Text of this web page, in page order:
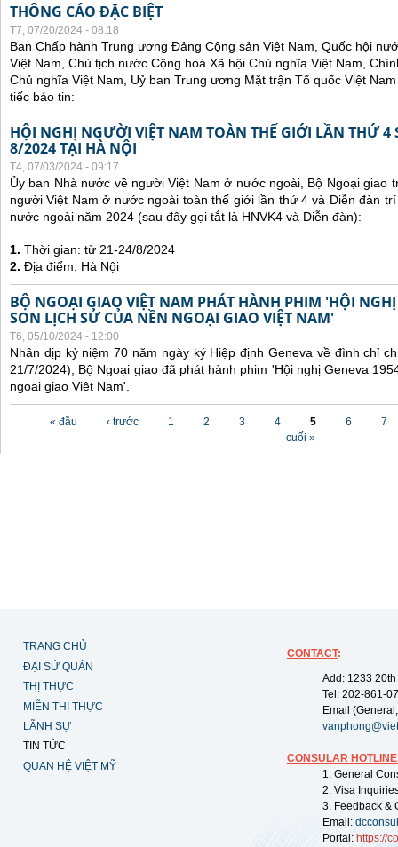
THÔNG CÁO ĐẶC BIỆT
T7, 07/20/2024 - 08:18
Ban Chấp hành Trung ương Đảng Cộng sản Việt Nam, Quốc hội
Việt Nam, Chủ tịch nước Cộng hoà Xã hội Chủ nghĩa Việt Nam,
Chủ nghĩa Việt Nam, Uỷ ban Trung ương Mặt trận Tổ quốc Việt
tiếc báo tin:
HỘI NGHỊ NGƯỜI VIỆT NAM TOÀN THẾ GIỚI LẦN THỨ 4
8/2024 TẠI HÀ NỘI
T4, 07/03/2024 - 09:17
Ủy ban Nhà nước về người Việt Nam ở nước ngoài, Bộ Ngoại giao
người Việt Nam ở nước ngoài toàn thế giới lần thứ 4 và Diễn đàn
nước ngoài năm 2024 (sau đây gọi tắt là HNVK4 và Diễn đàn):
1. Thời gian: từ 21-24/8/2024
2. Địa điểm: Hà Nội
BỘ NGOẠI GIAO VIỆT NAM PHÁT HÀNH PHIM 'HỘI
SON LỊCH SỬ CỦA NỀN NGOẠI GIAO VIỆT NAM'
T6, 05/10/2024 - 12:00
Nhân dịp kỷ niệm 70 năm ngày ký Hiệp định Geneva về đình chỉ
21/7/2024), Bộ Ngoại giao đã phát hành phim 'Hội nghị Geneva
ngoại giao Việt Nam'.
« đầu ‹ trước 1 2 3 4 5 6
7
cuối »
TRANG CHỦ
ĐẠI SỨ QUÁN
THỊ THỰC
MIỄN THỊ THỰC
LÃNH SỰ
TIN TỨC
QUAN HỆ VIỆT MỸ
CONTACT:
Add: 1233
Tel: 202-861-
Email
CONSULAR
1. General
2. Visa
3. Feedback &
Email:
Portal: https://